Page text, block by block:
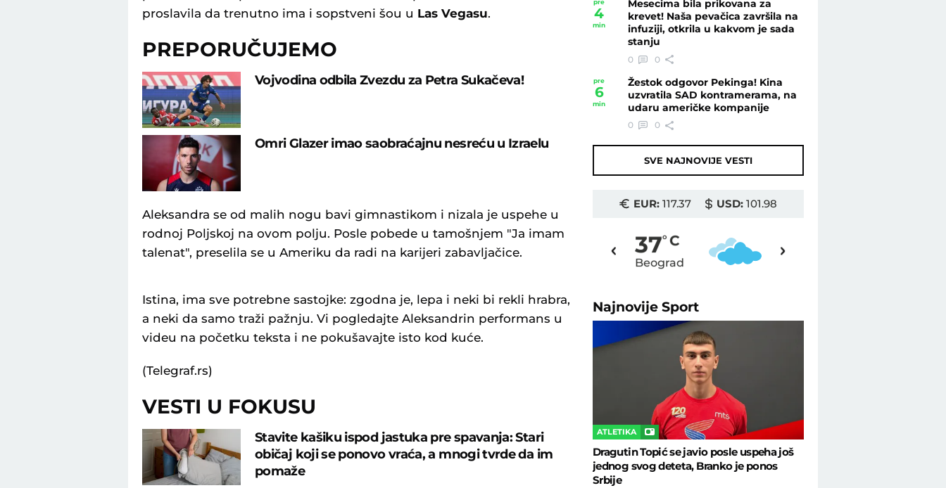
proslavila da trenutno ima i sopstveni šou u Las Vegasu.
PREPORUČUJEMO
Vojvodina odbila Zvezdu za Petra Sukačeva!
Omri Glazer imao saobraćajnu nesreću u Izraelu
Aleksandra se od malih nogu bavi gimnastikom i nizala je uspehe u
rodnoj Poljskoj na ovom polju. Posle pobede u tamošnjem "Ja imam
talenat", preselila se u Ameriku da radi na karijeri zabavljačice.
Istina, ima sve potrebne sastojke: zgodna je, lepa i neki bi rekli hrabra,
a neki da samo traži pažnju. Vi pogledajte Aleksandrin performans u
videu na početku teksta i ne pokušavajte isto kod kuće.
(Telegraf.rs)
VESTI U FOKUSU
Stavite kašiku ispod jastuka pre spavanja: Stari
običaj koji se ponovo vraća, a mnogi tvrde da im
pomaže
pre
4
min
Mesecima bila prikovana za
krevet! Naša pevačica završila na
infuziji, otkrila u kakvom je sada
stanju
0 0
pre
6
min
Žestok odgovor Pekinga! Kina
uzvratila SAD kontramerama, na
udaru američke kompanije
0 0
SVE NAJNOVIJE VESTI
EUR:117.37 USD: 101.98
33o C
Priština
37o C
Beograd
NajnovijeSport
ATLETIKA
Dragutin Topić se javio posle uspeha još
jednog svog deteta, Branko je ponos
Srbije